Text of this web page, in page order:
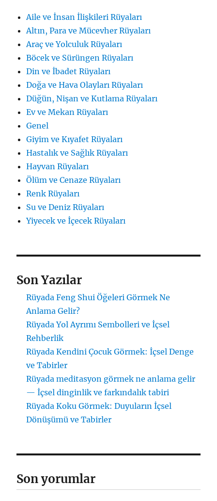
Aile ve İnsan İlişkileri Rüyaları
Altın, Para ve Mücevher Rüyaları
Araç ve Yolculuk Rüyaları
Böcek ve Sürüngen Rüyaları
Din ve İbadet Rüyaları
Doğa ve Hava Olayları Rüyaları
Düğün, Nişan ve Kutlama Rüyaları
Ev ve Mekan Rüyaları
Genel
Giyim ve Kıyafet Rüyaları
Hastalık ve Sağlık Rüyaları
Hayvan Rüyaları
Ölüm ve Cenaze Rüyaları
Renk Rüyaları
Su ve Deniz Rüyaları
Yiyecek ve İçecek Rüyaları
Son Yazılar
Rüyada Feng Shui Öğeleri Görmek Ne
Anlama Gelir?
Rüyada Yol Ayrımı Sembolleri ve İçsel
Rehberlik
Rüyada Kendini Çocuk Görmek: İçsel Denge
ve Tabirler
Rüyada meditasyon görmek ne anlama gelir
— İçsel dinginlik ve farkındalık tabiri
Rüyada Koku Görmek: Duyuların İçsel
Dönüşümü ve Tabirler
Son yorumlar